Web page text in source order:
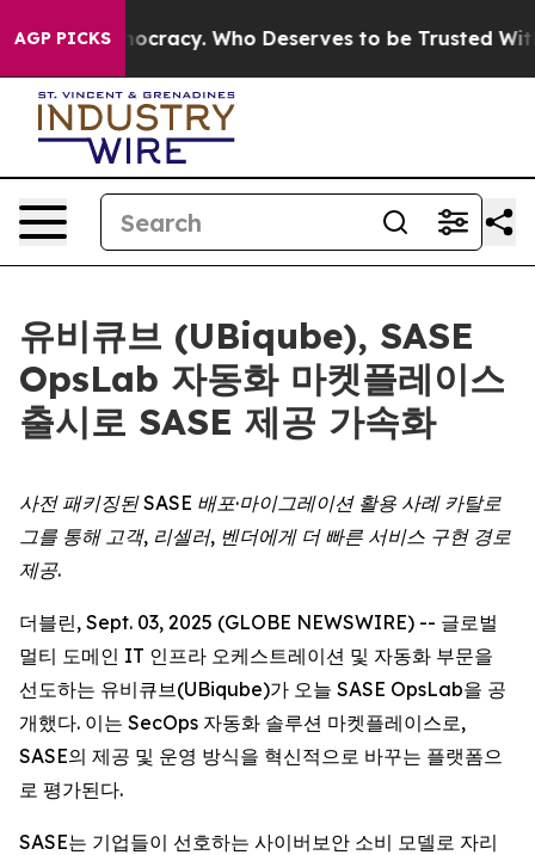
AGP PICKS
Democracy. Who Deserves to be Trusted With
유비큐브 (UBiqube), SASE
OpsLab 자동화 마켓플레이스
출시로 SASE 제공 가속화
사전 패키징된 SASE 배포·마이그레이션 활용 사례 카탈로
그를 통해 고객, 리셀러, 벤더에게 더 빠른 서비스 구현 경로
제공.
더블린, Sept. 03, 2025 (GLOBE NEWSWIRE) -- 글로벌
멀티 도메인 IT 인프라 오케스트레이션 및 자동화 부문을
선도하는 유비큐브(UBiqube)가 오늘 SASE OpsLab을 공
개했다. 이는 SecOps 자동화 솔루션 마켓플레이스로,
SASE의 제공 및 운영 방식을 혁신적으로 바꾸는 플랫폼으
로 평가된다.
SASE는 기업들이 선호하는 사이버보안 소비 모델로 자리